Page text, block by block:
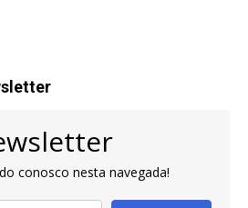
conosco nesta navegada!